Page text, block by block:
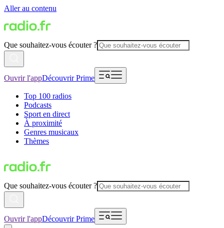
Aller au contenu
Que souhaitez-vous écouter ?
Ouvrir l'appDécouvrir Prime
Top 100 radios
Podcasts
Sport en direct
À proximité
Genres musicaux
Thèmes
Que souhaitez-vous écouter ?
Ouvrir l'appDécouvrir Prime